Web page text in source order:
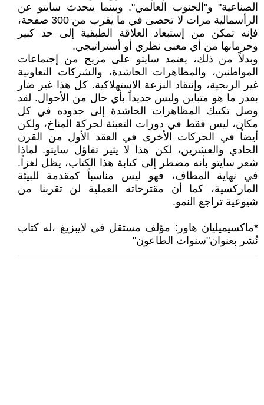
الصناعية" و"الجنوب العالمي". وبينما يتحدث سايتو عن
الرأسمالية مرات لا تحصى في ما يقرب من 300 صفحة،
فإنه تمكن من إستبعاد العلاقة الطبقية إلى حد كبير
وحرمانها من أي معنى نظري أو أستراتيجي.
وبدلاً من ذلك، يعتمد سايتو على مزيج من إجتماعات
المواطنين، والمظاهرات الحاشدة، والشركات التعاونية
غير الربحية، وإنتقاد النزعة الاستهلاكية. كل هذا غير ضار
بقدر ما هو متباين وليس جديداً بأي حال من الأحوال. لقد
وصل تكتيك المظاهرات الحاشدة إلى حدوده في كل
مكان، ليس فقط في دورات التعبئة لحركة المناخ، ولكن
أيضاً في الحركات الأخرى في العقد الأول من القرن
الحادي والعشرين، لكن هذا لا يثير تفاؤل سايتو. لماذا
شعر سايتو بأنه مضطر إلى كتابة هذا الكتاب، يظل لغزاً.
في نهاية المطاف، فهو ليس مناسباً كمقدمة للبيئة
الماركسية، كما أن مقترحاته العملية لن تقربنا من
شيوعية تراجع النمو.
*ماكسيميليان هاور: مؤلف مستقل في لايبزيغ ،له كتاب
نُشر بعنوان"سنوات الطاعون"